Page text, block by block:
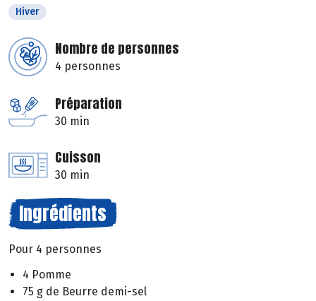
Hiver
Nombre de personnes
4 personnes
Préparation
30 min
Cuisson
30 min
Ingrédients
Pour 4 personnes
4 Pomme
75 g de Beurre demi-sel